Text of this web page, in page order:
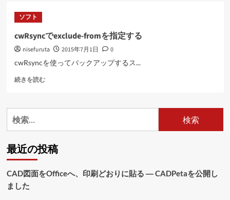
ソフト
cwRsyncでexclude-fromを指定する
nisefuruta 2015年7月1日
0
cwRsyncを使ってバックアップするス...
続きを読むcwRsync
from
す
る
つ
検
索:
最近の投稿
CAD図面をOfficeへ、印刷どおりに貼る ― CADPetaを公開し
ました